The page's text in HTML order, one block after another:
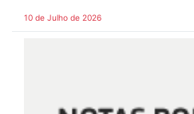
10 de Julho de 2026